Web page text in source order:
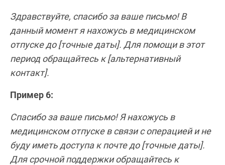
Здравствуйте, спасибо за ваше письмо! В
данный момент я нахожусь в медицинском
отпуске до [точные даты]. Для помощи в этот
период обращайтесь к [альтернативный
контакт].
Пример 6:
Спасибо за ваше письмо! Я нахожусь в
медицинском отпуске в связи с операцией и не
буду иметь доступа к почте до [точные даты].
Для срочной поддержки обращайтесь к